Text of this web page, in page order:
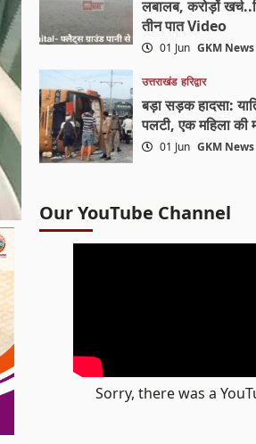
लबालब, करोड़ों
तीन पात Video
01 Jun GKM News
उत्तराखंड हरिद्वार
बड़ा सड़क हादसा:
पलटी, एक महिला की
01 Jun GKM News
Our YouTube Channel
Sorry, there was a